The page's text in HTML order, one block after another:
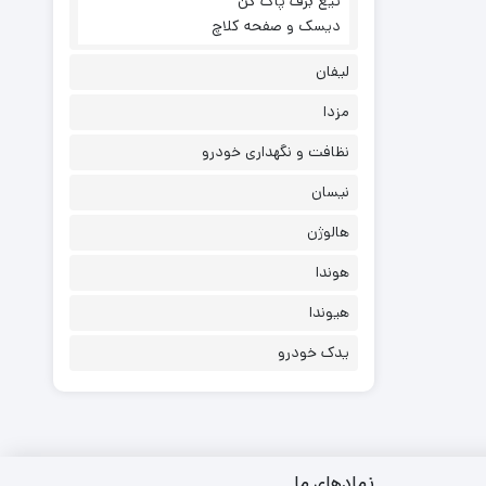
دیسک و صفحه کلاچ
لیفان
مزدا
نظافت و نگهداری خودرو
نیسان
هالوژن
هوندا
هیوندا
یدک خودرو